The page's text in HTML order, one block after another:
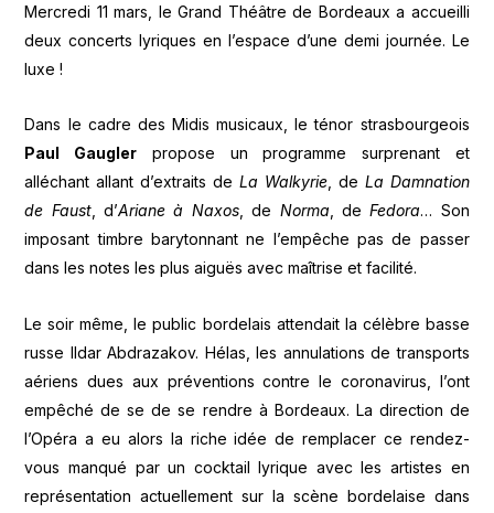
Mercredi 11 mars, le Grand Théâtre de Bordeaux a accueilli
deux concerts lyriques en l’espace d’une demi journée. Le
luxe !
Dans le cadre des Midis musicaux, le ténor strasbourgeois
Paul Gaugler propose un programme surprenant et
alléchant allant d’extraits de La Walkyrie, de La Damnation
de Faust, d’Ariane à Naxos, de Norma , deFedora… Son
imposant timbre barytonnant ne l’empêche pas de passer
dans les notes les plus aiguës avec maîtrise et facilité.
Le soir même, le public bordelais attendait la célèbre basse
russe Ildar Abdrazakov. Hélas, les annulations de transports
aériens dues aux préventions contre le coronavirus, l’ont
empêché de se de se rendre à Bordeaux. La direction de
l’Opéra a eu alors la riche idée de remplacer ce rendez-
vous manqué par un cocktail lyrique avec les artistes en
représentation actuellement sur la scène bordelaise dans